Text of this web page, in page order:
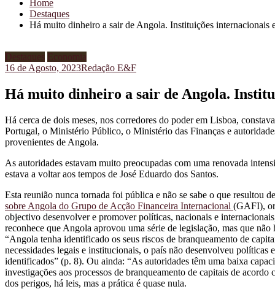
Home
Destaques
Há muito dinheiro a sair de Angola. Instituições internacionais
Destaques Economia
16 de Agosto, 2023Redação E&F
Há muito dinheiro a sair de Angola.
Há cerca de dois meses, nos corredores do poder em Lisboa,
Portugal, o Ministério Público, o Ministério das Finanças e
provenientes de Angola.
As autoridades estavam muito preocupadas com uma renovada
estava a voltar aos tempos de José Eduardo dos Santos.
Esta reunião nunca tornada foi pública e não se sabe o que resultou
sobre Angola do Grupo de Acção Financeira Internacional (GAFI),
objectivo desenvolver e promover políticas, nacionais e
reconhece que Angola aprovou uma série de legislação, mas que
“Angola tenha identificado os seus riscos de branqueamento de
necessidades legais e institucionais, o país não desenvolveu
identificados” (p. 8). Ou ainda: “As autoridades têm uma baixa
investigações aos processos de branqueamento de capitais de
dos perigos, há leis, mas a prática é quase nula.